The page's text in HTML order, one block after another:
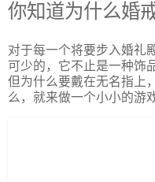
你知道为什么婚
对于每一个将要步入婚礼
可少的，它不止是一种饰
但为什么要戴在无名指上
么，就来做一个小小的游